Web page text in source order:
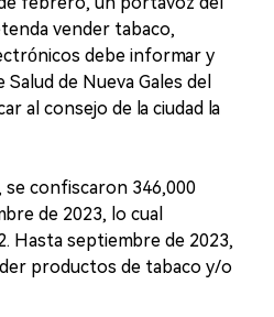
vender tabaco,
debe informar y
de Nueva Gales del
al consejo de la ciudad la
se confiscaron 346,000
de 2023, lo cual
Hasta septiembre de 2023,
productos de tabaco y/o